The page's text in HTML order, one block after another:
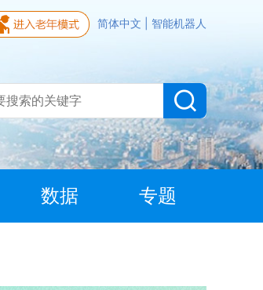
简体中文 智能机器人
数据 专题